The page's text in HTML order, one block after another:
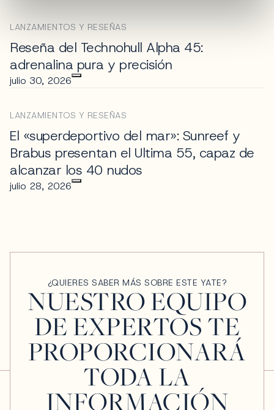
LANZAMIENTOS Y RESEÑAS
Reseña del Technohull Alpha 45:
adrenalina pura y precisión
julio 30, 2026
LANZAMIENTOS Y RESEÑAS
El «superdeportivo del mar»: Sunreef y
Brabus presentan el Ultima 55, capaz de
alcanzar los 40 nudos
julio 28, 2026
¿QUIERES SABER MÁS SOBRE ESTE YATE?
NUESTRO EQUIPO
DE EXPERTOS TE
PROPORCIONARÁ
TODA LA
INFORMACIÓN